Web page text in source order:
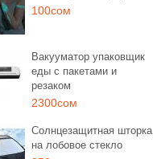
100сом
Вакууматор упаковщик
еды с пакетами и
резаком
2300сом
Солнцезащитная шторка
на лобовое стекло